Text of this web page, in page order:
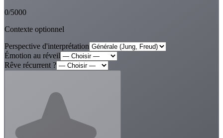
0/5000
Contexte optionnel
Perspective d'interprétation
Émotion au réveil
Rêve récurrent ?